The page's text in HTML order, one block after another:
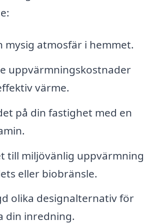
mysig atmosfär i hemmet.
uppvärmningskostnader
värme.
på din fastighet med en
till miljövänlig uppvärmning
eller biobränsle.
olika designalternativ för
din inredning.